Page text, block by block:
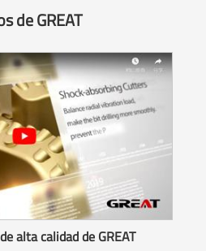
de GREAT
alta calidad de GREAT